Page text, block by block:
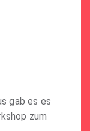
gab es es
zum